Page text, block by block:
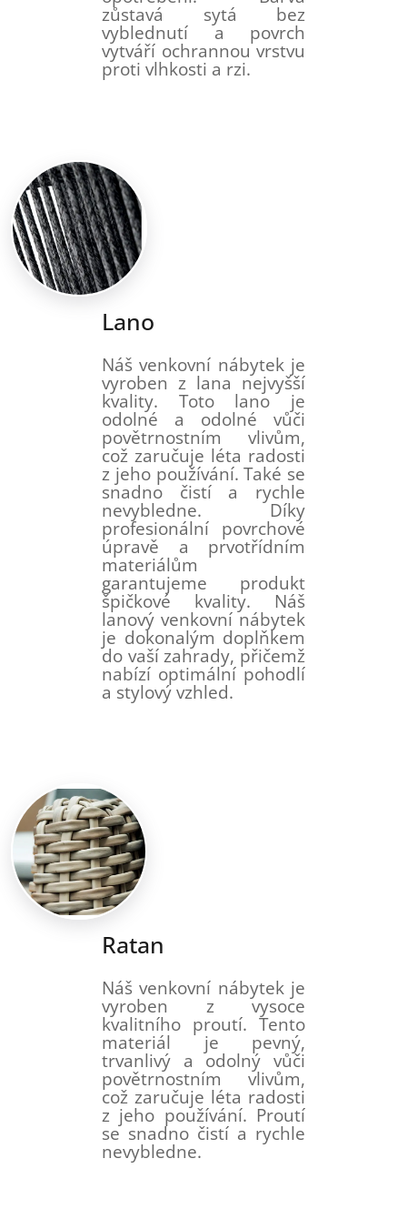
zůstavá sytá bez
vyblednutí a povrch
vytváří ochrannou vrstvu
proti vlhkosti a rzi.
Lano
Náš venkovní nábytek je
vyroben z lana nejvyšší
kvality. Toto lano je
odolné a odolné vůči
povětrnostním vlivům,
což zaručuje léta radosti
z jeho používání. Také se
snadno čistí a rychle
nevybledne. Díky
profesionální povrchové
úpravě a prvotřídním
materiálům
garantujeme produkt
špičkové kvality. Náš
lanový venkovní nábytek
je dokonalým doplňkem
do vaší zahrady, přičemž
nabízí optimální pohodlí
a stylový vzhled.
Ratan
Náš venkovní nábytek je
vyroben z vysoce
kvalitního proutí. Tento
materiál je pevný,
trvanlivý a odolný vůči
povětrnostním vlivům,
což zaručuje léta radosti
z jeho používání. Proutí
se snadno čistí a rychle
nevybledne.